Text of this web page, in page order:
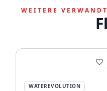
WEITERE
WATEREVOLUTION